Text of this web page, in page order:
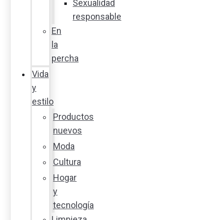
Sexualidad
responsable
En
la
percha
Vida
y
estilo
Productos
nuevos
Moda
Cultura
Hogar
y
tecnología